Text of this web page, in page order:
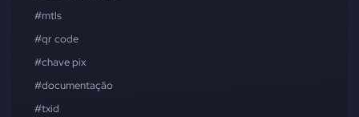
#mtls
#qr code
#chave pix
#documentação
#txid